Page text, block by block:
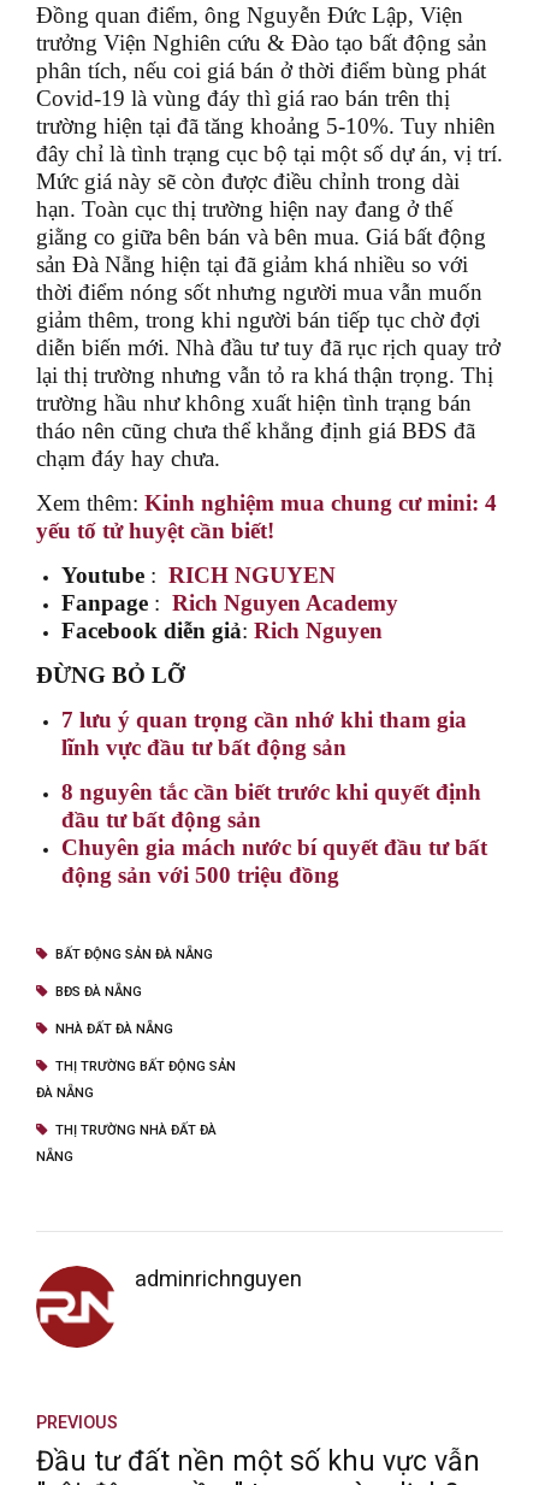
Đồng quan điểm, ông Nguyễn Đức Lập, Viện
trưởng Viện Nghiên cứu & Đào tạo bất động sản
phân tích, nếu coi giá bán ở thời điểm bùng phát
Covid-19 là vùng đáy thì giá rao bán trên thị
trường hiện tại đã tăng khoảng 5-10%. Tuy nhiên
đây chỉ là tình trạng cục bộ tại một số dự án, vị trí.
Mức giá này sẽ còn được điều chỉnh trong dài
hạn. Toàn cục thị trường hiện nay đang ở thế
giằng co giữa bên bán và bên mua. Giá bất động
sản Đà Nẵng hiện tại đã giảm khá nhiều so với
thời điểm nóng sốt nhưng người mua vẫn muốn
giảm thêm, trong khi người bán tiếp tục chờ đợi
diễn biến mới. Nhà đầu tư tuy đã rục rịch quay trở
lại thị trường nhưng vẫn tỏ ra khá thận trọng. Thị
trường hầu như không xuất hiện tình trạng bán
tháo nên cũng chưa thể khẳng định giá BĐS đã
chạm đáy hay chưa.
Xem thêm: Kinh nghiệm mua chung cư mini: 4
yếu tố tử huyệt cần biết!
Youtube : RICH NGUYEN
Fanpage : Rich Nguyen Academy
Facebook diễn giả: Rich Nguyen
ĐỪNG BỎ LỠ
7 lưu ý quan trọng cần nhớ khi tham gia
lĩnh vực đầu tư bất động sản
8 nguyên tắc cần biết trước khi quyết định
đầu tư bất động sản
Chuyên gia mách nước bí quyết đầu tư bất
động sản với 500 triệu đồng
BẤT ĐỘNG SẢN ĐÀ NẴNG
BĐS ĐÀ NẴNG
NHÀ ĐẤT ĐÀ NẴNG
THỊ TRƯỜNG BẤT ĐỘNG SẢN
ĐÀ NẴNG
THỊ TRƯỜNG NHÀ ĐẤT ĐÀ
NẴNG
adminrichnguyen
PREVIOUS
Đầu tư đất nền một số khu vực vẫn